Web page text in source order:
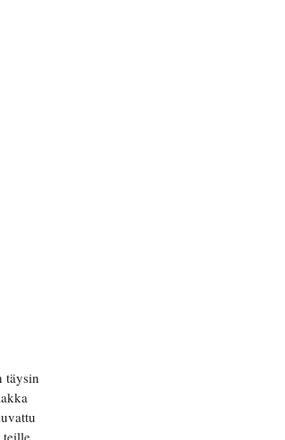
täysin
teille